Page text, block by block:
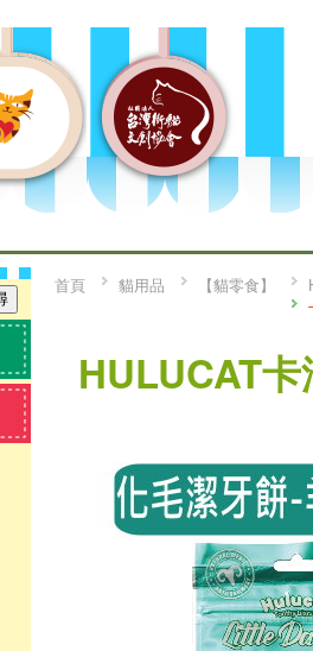
首頁 貓用品 【貓零食】
HULUCAT